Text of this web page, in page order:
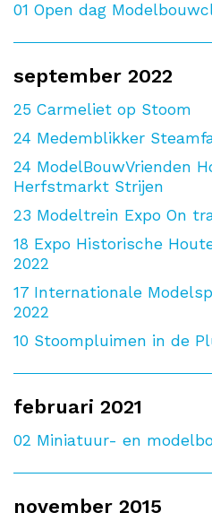
01 Open dag
september 2022
25 Carmeliet op Stoom
24 Medemblikker
24 ModelBouwVrienden
Herfstmarkt Strijen
23 Modeltrein Expo On
18 Expo Historische
2022
17 Internationale
2022
10 Stoompluimen in de
februari 2021
02 Miniatuur- en
november 2015